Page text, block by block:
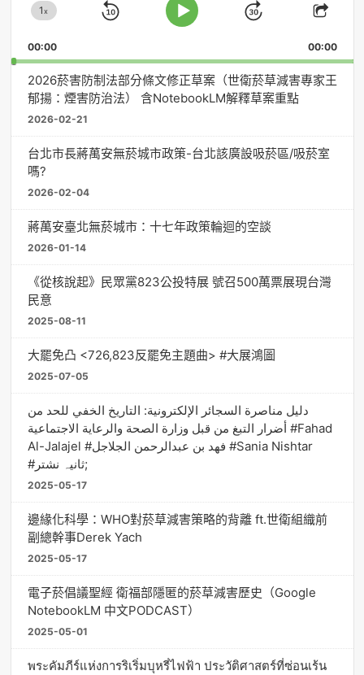
Change
Rate
1x
Skip
Play
Jump
Forward
Share
00:00 00:00
2026菸害防制法部分條文修正草案（世衛菸草減害專家王
郁揚：煙害防治法） 含NotebookLM解釋草案重點
2026-02-21
台北市長蔣萬安無菸城市政策-台北該廣設吸菸區/吸菸室
嗎?
2026-02-04
蔣萬安臺北無菸城市：十七年政策輪迴的空談
2026-01-14
《從核說起》民眾黨823公投特展 號召500萬票展現台灣
民意
2025-08-11
大罷免凸 <726,823反罷免主題曲> #大展鴻圖
2025-07-05
دليل مناصرة السجائر الإلكترونية: التاريخ الخفي للحد من
أضرار التبغ من قبل وزارة الصحة والرعاية الاجتماعية #Fahad
Al-Jalajel #فهد بن عبدالرحمن الجلاجل #Sania Nishtar
#ثانیہ نشتر;
2025-05-17
邊緣化科學：WHO對菸草減害策略的背離 ft.世衛組織前
副總幹事Derek Yach
2025-05-17
電子菸倡議聖經 衛福部隱匿的菸草減害歷史（Google
NotebookLM 中文PODCAST）
2025-05-01
พระคัมภีร์แห่งการริเริ่มบุหรี่ไฟฟ้า ประวัติศาสตร์ที่ซ่อนเร้น